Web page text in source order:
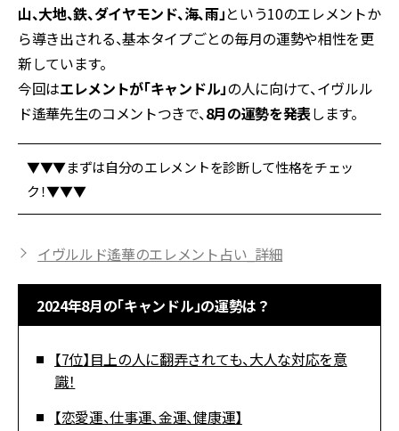
山、大地、鉄、ダイヤモンド、海、雨」という10のエレメントか
ら導き出される、基本タイプごとの毎月の運勢や相性を更
新しています。
今回はエレメントが「キャンドル」の人に向けて、イヴルル
ド遙華先生のコメントつきで、8月の運勢を発表します。
▼▼▼まずは自分のエレメントを診断して性格をチェッ
ク！▼▼▼
イヴルルド遙華のエレメント占い_詳細
2024年8月の「キャンドル」の運勢は？
【7位】目上の人に翻弄されても、大人な対応を意
識！
【恋愛運、仕事運、金運、健康運】